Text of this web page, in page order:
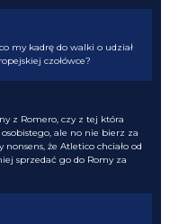
my kadrę do walki o udział
czołówce?
z Romero, czy z tej która
ale no nie bierz za
że Atletico chciało od
sprzedać go do Romy za